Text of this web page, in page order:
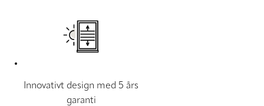
Innovativt design med 5 års
garanti